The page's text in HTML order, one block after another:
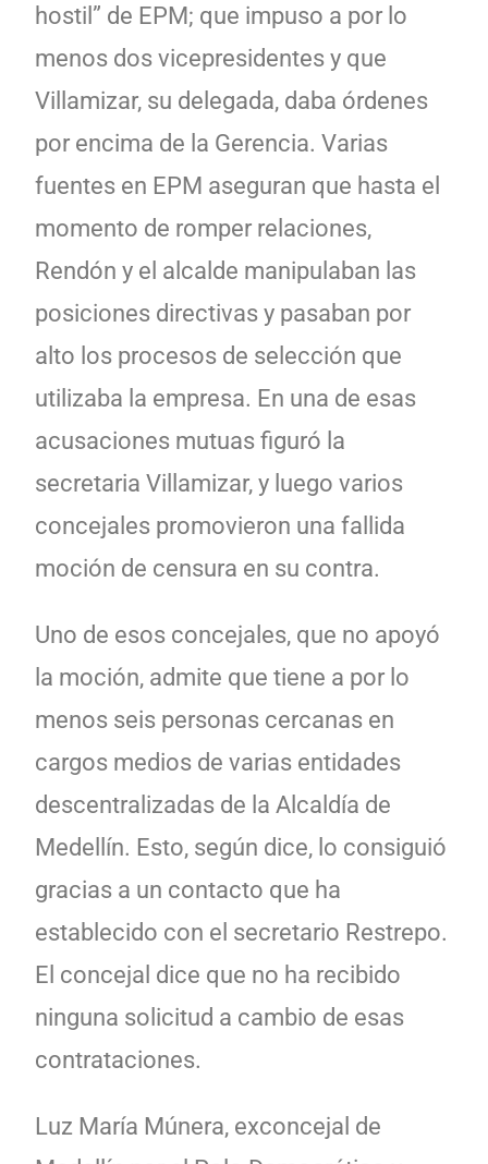
hostil” de EPM; que impuso a por lo
menos dos vicepresidentes y que
Villamizar, su delegada, daba órdenes
por encima de la Gerencia. Varias
fuentes en EPM aseguran que hasta el
momento de romper relaciones,
Rendón y el alcalde manipulaban las
posiciones directivas y pasaban por
alto los procesos de selección que
utilizaba la empresa. En una de esas
acusaciones mutuas figuró la
secretaria Villamizar, y luego varios
concejales promovieron una fallida
moción de censura en su contra.
Uno de esos concejales, que no apoyó
la moción, admite que tiene a por lo
menos seis personas cercanas en
cargos medios de varias entidades
descentralizadas de la Alcaldía de
Medellín. Esto, según dice, lo consiguió
gracias a un contacto que ha
establecido con el secretario Restrepo.
El concejal dice que no ha recibido
ninguna solicitud a cambio de esas
contrataciones.
Luz María Múnera, exconcejal de